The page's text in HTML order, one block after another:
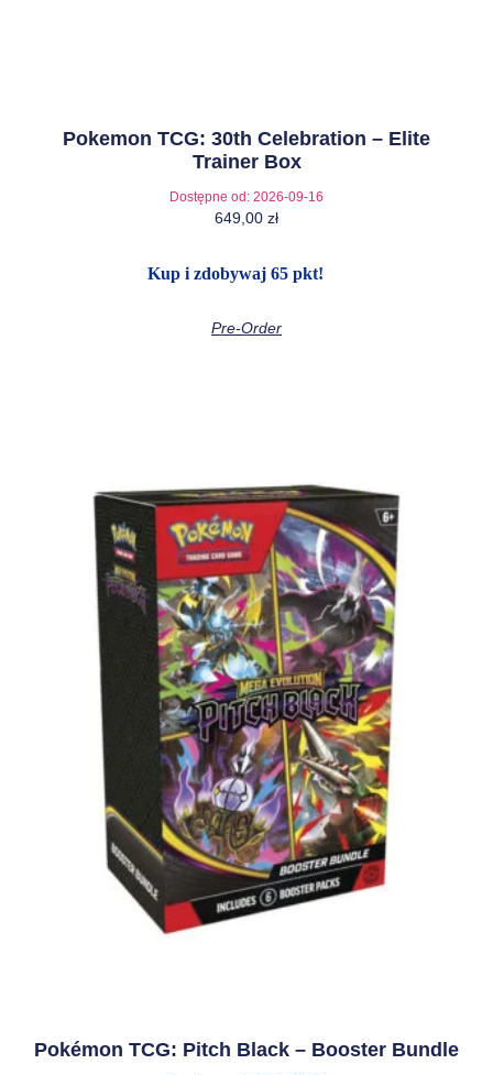
Pokemon TCG: 30th Celebration – Elite
Trainer Box
Dostępne od: 2026-09-16
649,00 zł
Kup i zdobywaj 65 pkt!
Pre-Order
Pokémon TCG: Pitch Black – Booster Bundle